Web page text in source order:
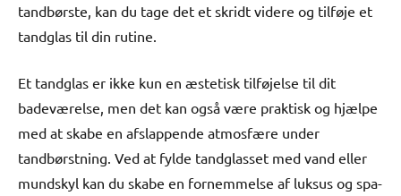
tandbørste, kan du tage det et skridt videre og tilføje et
tandglas til din rutine.
Et tandglas er ikke kun en æstetisk tilføjelse til dit
badeværelse, men det kan også være praktisk og hjælpe
med at skabe en afslappende atmosfære under
tandbørstning. Ved at fylde tandglasset med vand eller
mundskyl kan du skabe en fornemmelse af luksus og spa-